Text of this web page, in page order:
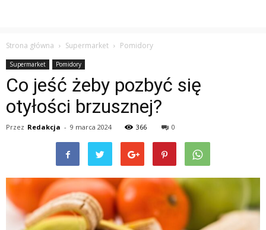
Strona główna Supermarket Pomidory
Supermarket Pomidory
Co jeść żeby pozbyć się
otyłości brzusznej?
Przez Redakcja - 9 marca 2024 366 0